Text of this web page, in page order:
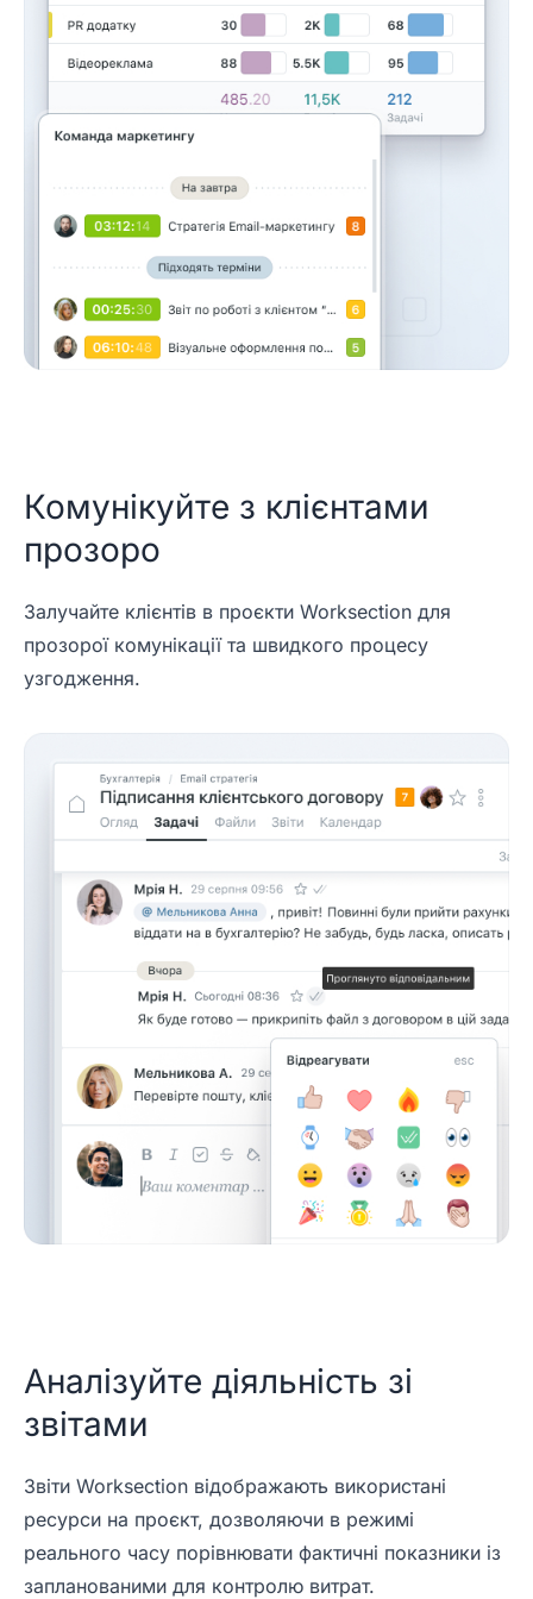
Комунікуйте з клієнтами
прозоро
Залучайте клієнтів в проєкти Worksection для
прозорої комунікації та швидкого процесу
узгодження.
Аналізуйте діяльність зі
звітами
Звіти Worksection відображають використані
ресурси на проєкт, дозволяючи в режимі
реального часу порівнювати фактичні показники із
запланованими для контролю витрат.